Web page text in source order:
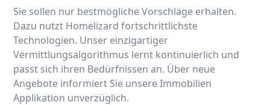
Sie sollen nur bestmögliche Vorschläge erhalten.
Dazu nutzt Homelizard fortschrittlichste
Technologien. Unser einzigartiger
Vermittlungsalgorithmus lernt kontinuierlich und
passt sich ihren Bedürfnissen an. Über neue
Angebote informiert Sie unsere Immobilien
Applikation unverzüglich.